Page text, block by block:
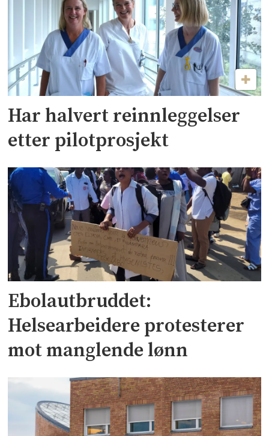
Har halvert reinnleggelser
etter pilotprosjekt
Ebolautbruddet:
Helsearbeidere protesterer
mot manglende lønn